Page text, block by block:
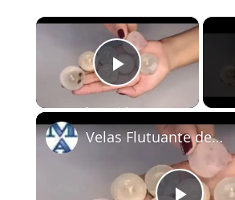
×
Play Video
Velas Flutuante decorada - Como fazer